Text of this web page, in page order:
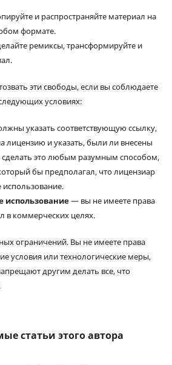
и распространяйте материал на
формате.
ремиксы, трансформируйте и
эти свободы, если вы соблюдаете
условиях:
указать соответствующую ссылку,
лицензию и указать, были ли внесены
это любым разумным способом,
бы предполагал, что лицензиар
использование— вы не имеете права
в коммерческих целях.
ограничений. Вы не имеете права
условия или технологические меры,
другим делать все, что
статьи этого автора